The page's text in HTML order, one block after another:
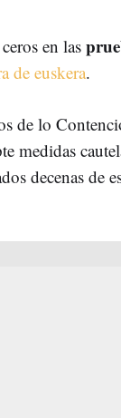
en las
de euskera.
de lo
medidas
decenas de